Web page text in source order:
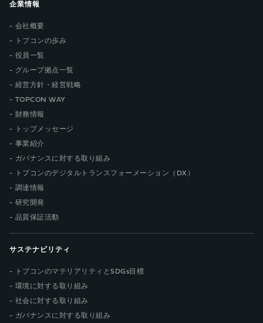
企業情報
会社概要
トプコンの歩み
役員一覧
グループ拠点一覧
経営方針・経営戦略
TOPCON WAY
財務情報
トップメッセージ
事業紹介
ガバナンスに対する取り組み
トプコンのデジタルトランスフォーメーション（DX）
調達情報
研究開発
品質保証活動
サステナビリティ
トプコンのマテリアリティとSDGs目標
環境に対する取り組み
社会に対する取り組み
ガバナンスに対する取り組み